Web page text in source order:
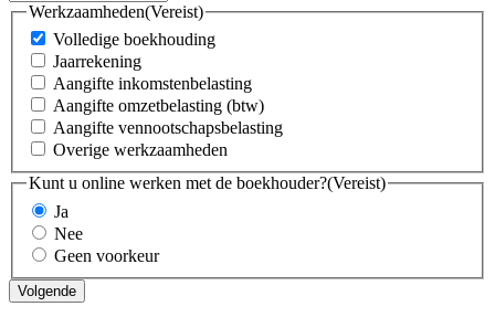
Werkzaamheden(Vereist)
Volledige boekhouding
Jaarrekening
Aangifte inkomstenbelasting
Aangifte omzetbelasting (btw)
Aangifte vennootschapsbelasting
Overige werkzaamheden
Kunt u online werken met de boekhouder?(Vereist)
Ja
Nee
Geen voorkeur